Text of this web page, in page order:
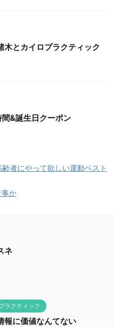
木とカイロプラクティック
&誕生日クーポン
者にやって欲しい運動ベスト
か
ネ
ラクティック
報に価値なんてない